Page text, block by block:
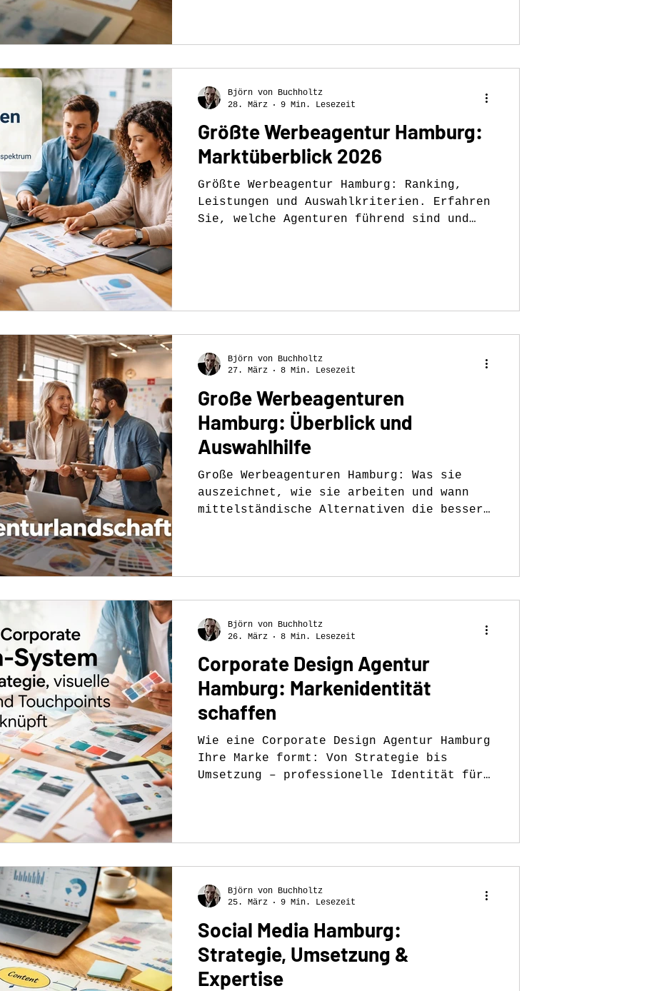
Größte Werbeagentur Hamburg:
Marktüberblick 2026
Größte Werbeagentur Hamburg: Ranking,
Leistungen und Auswahlkriterien. Erfahren
Sie, welche Agenturen führend sind und
Björn von Buchholtz
28. März
9 Min. Lesezeit
Große Werbeagenturen
Hamburg: Überblick und
Auswahlhilfe
Große Werbeagenturen Hamburg: Was sie
auszeichnet, wie sie arbeiten und wann
mittelständische Alternativen die bessere
Björn von Buchholtz
27. März
8 Min. Lesezeit
Corporate Design Agentur
Hamburg: Markenidentität
schaffen
Wie eine Corporate Design Agentur Hamburg
Ihre Marke formt: Von Strategie bis
Umsetzung – professionelle Identität für
Björn von Buchholtz
26. März
8 Min. Lesezeit
Social Media Hamburg:
Strategie, Umsetzung &
Expertise
Björn von Buchholtz
25. März
9 Min. Lesezeit